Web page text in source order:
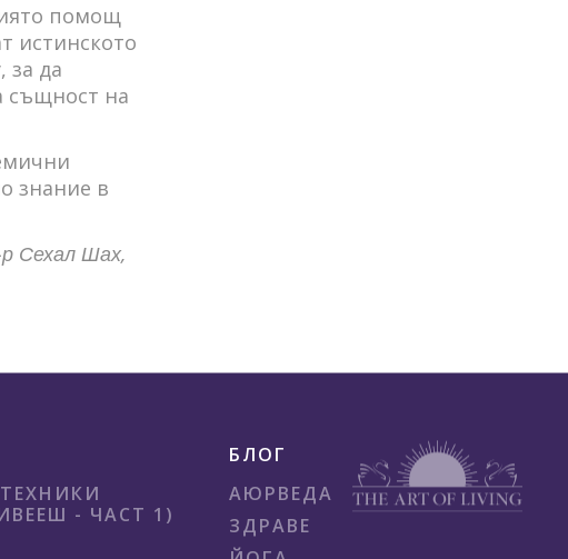
помощ
истинското
за да
същност на
знание в
Сехал Шах,
- ЧАСТ 1)
БЛОГ
АЮРВЕДА
ЗДРАВЕ